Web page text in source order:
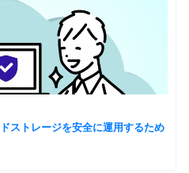
ストレージを安全に運用するため